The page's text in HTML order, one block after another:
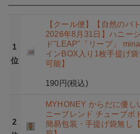
1
位
【クール便】【自然のバ
2026年8月31日】ハニー
ド"LEAP"「リープ」
インBOX入り1枚手提げ
可能】
190円 (税込)
2
MYHONEY からだに優し
ニーブレンド チューブボ
簡易包装・手提げ袋無し